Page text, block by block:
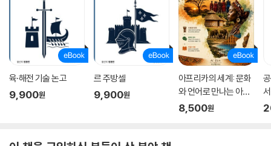
육·해전 기술 논고
9,900원
르 주방셀
9,900원
아프리카의 세계: 문화
와 언어로 만나는 아프
리카
8,500원
서